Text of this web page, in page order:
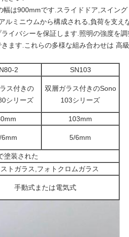
は900mmです.スライドドア,スイン
ミニウムから構成される,負荷を支え
イバシーを保証します.照明の強度を
ます. これらの多様な組み合わせは 高
2 SN103
ス付きの
シリーズ
双層ガラス付きのSono
103シリーズ
103mm
6mm 5/6mm
塗装された
トガラス,フォトクロムガラス
手動式または電気式